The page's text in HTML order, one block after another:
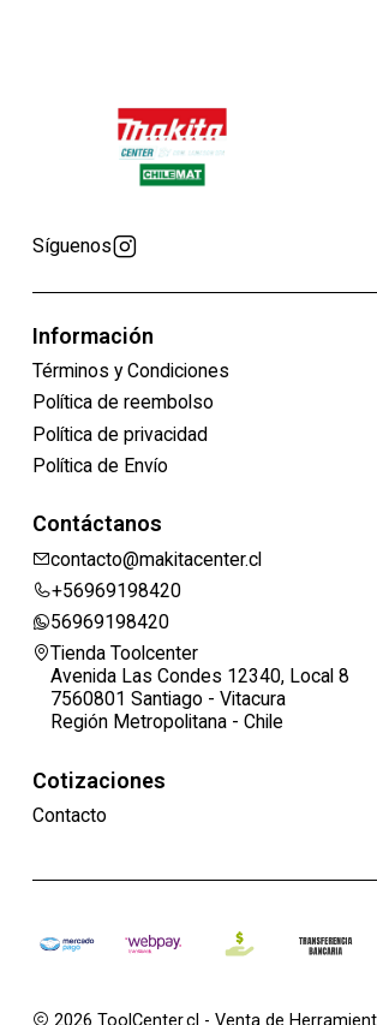
Síguenos
Información
Términos y Condiciones
Política de reembolso
Política de privacidad
Política de Envío
Contáctanos
contacto@makitacenter.cl
+56969198420
56969198420
Tienda Toolcenter
Avenida Las Condes 12340, Local 8
7560801 Santiago - Vitacura
Región Metropolitana - Chile
Cotizaciones
Contacto
2026 ToolCenter.cl - Venta de